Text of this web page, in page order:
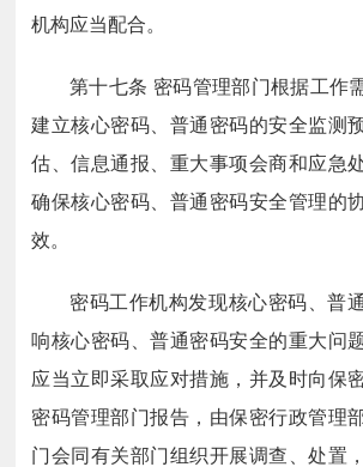
机构应当配合。
第十七条 密码管理部门根据工作
建立核心密码、普通密码的安全监测
估、信息通报、重大事项会商和应急
确保核心密码、普通密码安全管理的
效。
密码工作机构发现核心密码、普
响核心密码、普通密码安全的重大问
应当立即采取应对措施，并及时向保
密码管理部门报告，由保密行政管理
门会同有关部门组织开展调查、处置